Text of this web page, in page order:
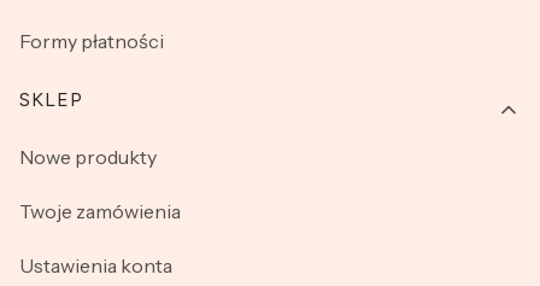
Formy płatności
SKLEP
Nowe produkty
Twoje zamówienia
Ustawienia konta